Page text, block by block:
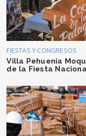
FIESTAS Y CONGRESOS
Villa Pehuenia
de la Fiesta